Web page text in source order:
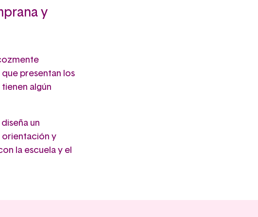
y
presentan los
algún
un
orientación y
la escuela y el